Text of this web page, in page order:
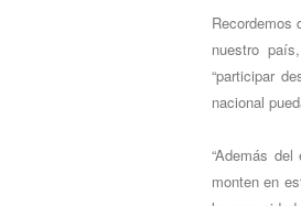
Recordemos
nuestro
“participar
nacional
“Además
monten en